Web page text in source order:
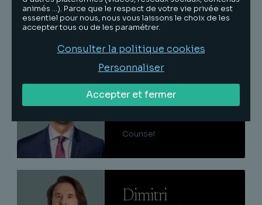
Boublil
François
Counsel
Dimitri
animés …). Parce que le respect de votre vie privée est
essentiel pour nous, nous vous laissons le choix de les
accepter tous ou de les paramétrer.
Consulter la politique cookies
Personnaliser
Accepter et fermer